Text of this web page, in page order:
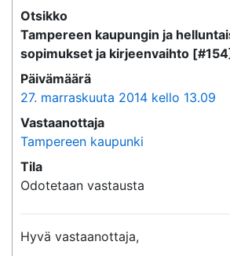
Otsikko
Tampereen kaupungin ja
sopimukset ja kirjeenvaihto
Päivämäärä
27. marraskuuta 2014 kello 13.09
Vastaanottaja
Tampereen kaupunki
Tila
Odotetaan vastausta
Hyvä vastaanottaja,